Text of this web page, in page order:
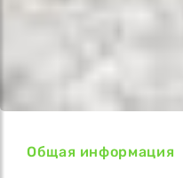
Общая информация